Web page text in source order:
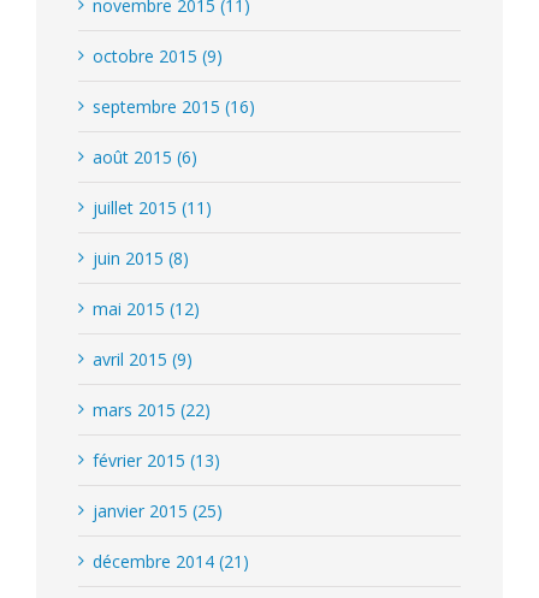
novembre 2015 (11)
octobre 2015 (9)
septembre 2015 (16)
août 2015 (6)
juillet 2015 (11)
juin 2015 (8)
mai 2015 (12)
avril 2015 (9)
mars 2015 (22)
février 2015 (13)
janvier 2015 (25)
décembre 2014 (21)